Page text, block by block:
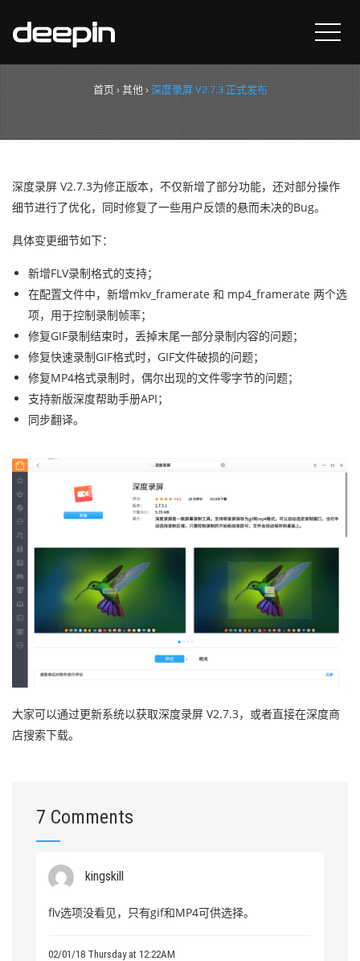
深度录屏 V2.7.3 正式发布
首页›其他›深度录屏 V2.7.3 正式发布
深度录屏 V2.7.3为修正版本，不仅新增了部分功能，还对部分操作
细节进行了优化，同时修复了一些用户反馈的悬而未决的Bug。
具体变更细节如下：
新增FLV录制格式的支持；
在配置文件中，新增mkv_framerate 和 mp4_framerate 两个选
项，用于控制录制帧率；
修复GIF录制结束时，丢掉末尾一部分录制内容的问题；
修复快速录制GIF格式时，GIF文件破损的问题；
修复MP4格式录制时，偶尔出现的文件零字节的问题；
支持新版深度帮助手册API；
同步翻译。
大家可以通过更新系统以获取深度录屏 V2.7.3，或者直接在深度商
店搜索下载。
7 Comments
kingskill
flv选项没看见，只有gif和MP4可供选择。
02/01/18 Thursday at 12:22AM